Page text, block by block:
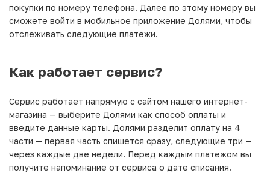
покупки по номеру телефона. Далее по этому номеру вы
сможете войти в мобильное приложение Долями, чтобы
отслеживать следующие платежи.
Как работает сервис?
Сервис работает напрямую с сайтом нашего интернет-
магазина — выберите Долями как способ оплаты и
введите данные карты. Долями разделит оплату на 4
части — первая часть спишется сразу, следующие три —
через каждые две недели. Перед каждым платежом вы
получите напоминание от сервиса о дате списания.